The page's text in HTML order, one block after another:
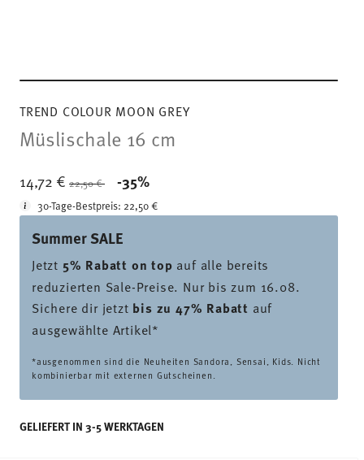
TREND COLOUR MOON GREY
Müslischale 16 cm
14,72 € Price reduced from
22,50 € -35%
30-Tage-Bestpreis: 22,50 €
Summer SALE
Jetzt 5% Rabatt on top auf alle bereits
reduzierten Sale-Preise. Nur bis zum 16.08.
Sichere dir jetzt bis zu 47% Rabatt auf
ausgewählte Artikel*
*ausgenommen sind die Neuheiten Sandora, Sensai, Kids. Nicht
kombinierbar mit externen Gutscheinen.
GELIEFERT IN 3-5 WERKTAGEN